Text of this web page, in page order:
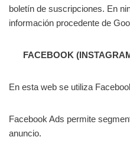
boletín de suscripciones. En
información procedente de
FACEBOOK
En esta web se utiliza
Facebook Ads permite
anuncio.